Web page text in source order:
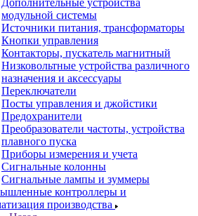
Дополнительные устройства
модульной системы
Источники питания, трансформаторы
Кнопки управления
Контакторы, пускатель магнитный
Низковольтные устройства различного
назначения и аксессуары
Переключатели
Посты управления и джойстики
Предохранители
Преобразователи частоты, устройства
плавного пуска
Приборы измерения и учета
Сигнальные колонны
Сигнальные лампы и зуммеры
контроллеры и
производства